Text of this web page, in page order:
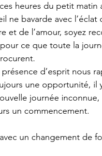
heures du petit matin
ne bavarde avec l’éclat
et de l’amour, soyez
ce que toute la
d’esprit nous
une opportunité, il
journée inconnue,
un commencement.
un changement de